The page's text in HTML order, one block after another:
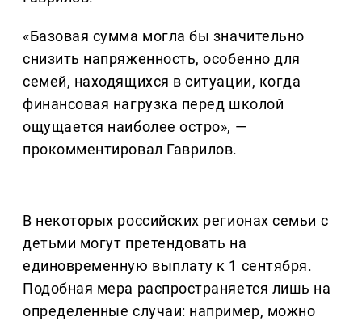
«Базовая сумма могла бы значительно
снизить напряженность, особенно для
семей, находящихся в ситуации, когда
финансовая нагрузка перед школой
ощущается наиболее остро», —
прокомментировал Гаврилов.
В некоторых российских регионах семьи с
детьми могут претендовать на
единовременную выплату к 1 сентября.
Подобная мера распространяется лишь на
определенные случаи: например, можно